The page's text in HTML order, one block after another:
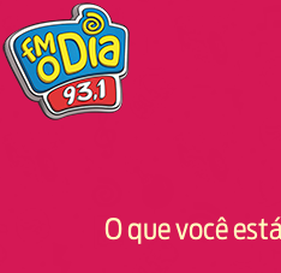
O que você